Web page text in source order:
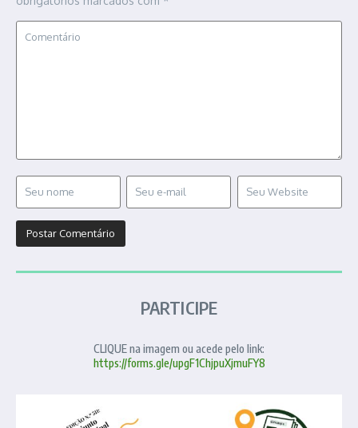
PARTICIPE
CLIQUE na imagem ou acede pelo link:
https://forms.gle/upgF1ChjpuXjmuFY8